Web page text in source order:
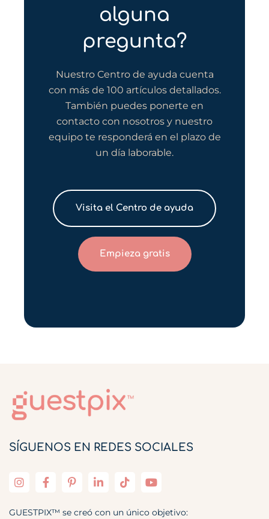
alguna
pregunta?
Nuestro Centro de ayuda cuenta
con más de 100 artículos detallados.
También puedes ponerte en
contacto con nosotros y nuestro
equipo te responderá en el plazo de
un día laborable.
Visita el Centro de ayuda
Empieza gratis
SÍGUENOS EN REDES SOCIALES
GUESTPIX™ se creó con un único objetivo: